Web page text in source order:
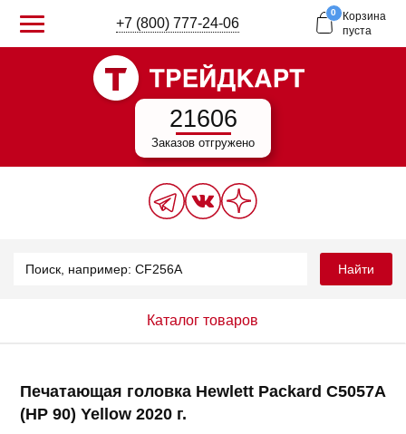
+7 (800) 777-24-06
0
Корзина
пуста
21606
Заказов отгружено
Найти
Каталог товаров
Печатающая головка Hewlett Packard C5057A
(HP 90) Yellow 2020 г.